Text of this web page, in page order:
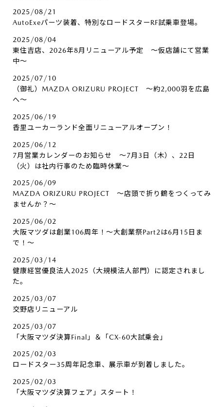
2025/08/21
AutoExeパーツ装着、特別なロードスターRF試乗車登場。
2025/08/04
東住吉店、2026年8月リニューアル予定 ～仮店舗にて営業
中～
2025/07/10
（御礼）MAZDA ORIZURU PROJECT ～約2,000羽を広島
へ～
2025/06/19
香里ユーカーランド全面リニューアルオープン！
2025/06/12
7月営業カレンダーのお知らせ ～7月3日（木）、22日
（火）は社内行事のため臨時休業～
2025/06/09
MAZDA ORIZURU PROJECT ～店頭で折り鶴をつくってみ
ませんか？～
2025/06/02
大阪マツダは創業106周年！～大創業祭Part2は6月15日ま
で！～
2025/03/14
健康経営優良法人2025（大規模法人部門）に認定されまし
た。
2025/03/07
交野店リニューアル
2025/03/07
「大阪マツダ決算Final」＆「CX-60大試乗会」
2025/02/03
ロードスター35周年記念車、展示車が到着しました。
2025/02/03
「大阪マツダ決算フェア」スタート！